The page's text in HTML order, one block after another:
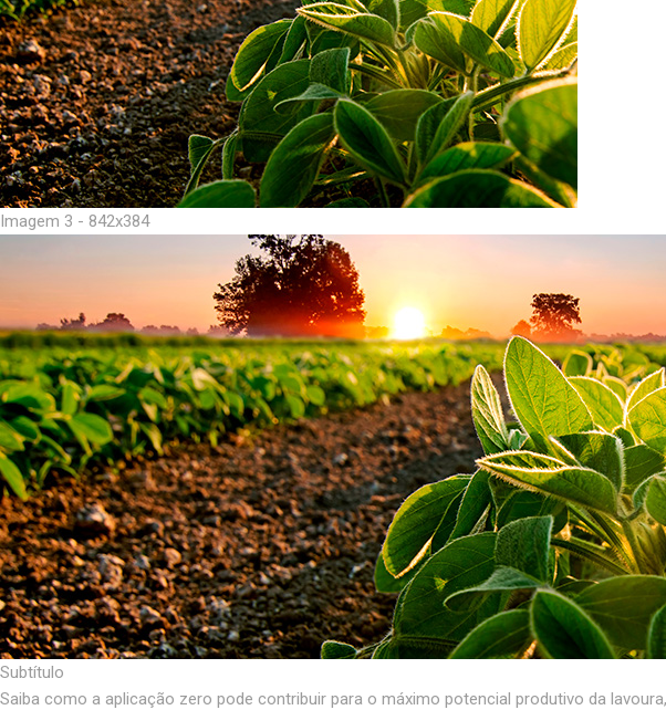
Imagem 3 - 842x384
Subtítulo
Saiba como a aplicação zero pode contribuir para o máximo potencial produtivo da